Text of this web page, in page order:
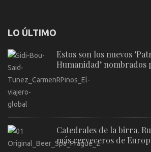
LO ÚLTIMO
Estos son los nuevos
Humanidad’ nombrados
Catedrales de la birra.
más cerveceros de